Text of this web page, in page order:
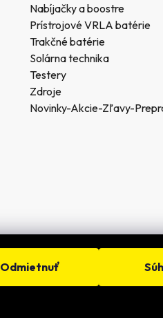
Odmietnuť
Nabíjačky a boostre
Prístrojové VRLA batérie
Trakčné batérie
Solárna technika
Testery
Zdroje
Novinky-Akcie-Zľavy-